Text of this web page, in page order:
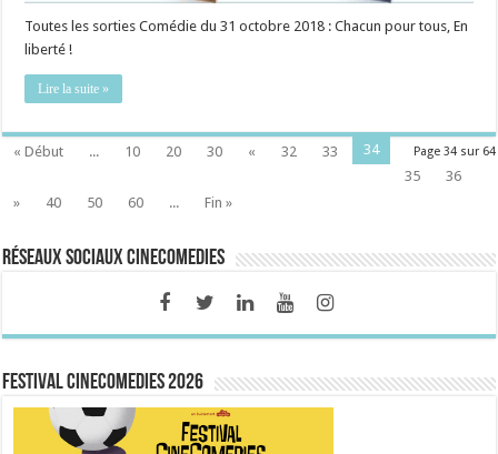
Toutes les sorties Comédie du 31 octobre 2018 : Chacun pour tous, En
liberté !
Lire la suite »
Page 34 sur 64
« Début ... 10 20 30 « 32 33
34
35
36
»
40 50 60 ... Fin »
Réseaux sociaux CineComedies
FESTIVAL CINECOMEDIES 2026